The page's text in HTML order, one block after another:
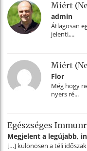
Miért
admin
Átlagosan
jelenti,...
Miért
Flor
Még hogy
nyers ré...
Egészséges
Megjelent a legújabb,
[…] különösen a téli